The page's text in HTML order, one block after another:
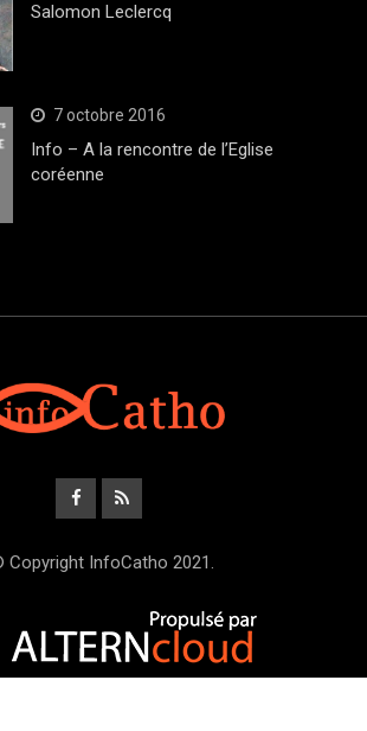
Salomon Leclercq
7 octobre 2016
Info – A la rencontre de l’Eglise
coréenne
Copyright InfoCatho 2021.